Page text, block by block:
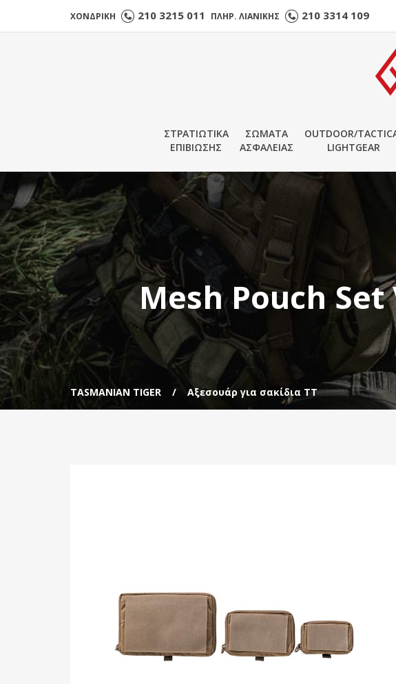
ΧΟΝΔΡΙΚΗ 210 3215 011 ΠΛΗΡ. ΛΙΑΝΙΚΗΣ 210 3314 109
ΣΤΡΑΤΙΩΤΙΚΑ
ΕΠΙΒΙΩΣΗΣ
ΣΩΜΑΤΑ
ΑΣΦΑΛΕΙΑΣ
OUTDOOR/
LIGHTGEAR
Mesh Pouch Set
TASMANIAN TIGER Αξεσουάρ για σακίδια ΤΤ